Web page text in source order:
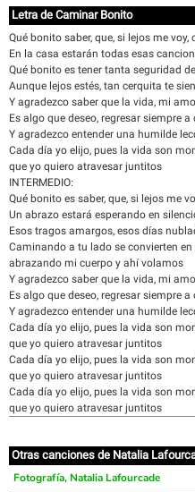
Letra de Caminar Bonito
Qué bonito saber, que, si lejos me voy,
En la casa estarán todas esas
Qué bonito es tener tanta seguridad
Aunque lejos estés, tan cerquita te
Y agradezco saber que la vida, mi
Es algo que deseo, regresar siempre
Y agradezco entender una humilde
Cada día yo elijo, pues la vida son
que yo quiero atravesar juntitos
INTERMEDIO:
Qué bonito es saber, que, si lejos me
Un abrazo estará esperando en
Esos tragos amargos, esos días
Caminando a tu lado se convierten en
abrazando mi cuerpo y ahí volamos
Y agradezco saber que la vida, mi
Es algo que deseo, regresar siempre
Y agradezco entender una humilde
Cada día yo elijo, pues la vida son
que yo quiero atravesar juntitos
Cada día yo elijo, pues la vida son
que yo quiero atravesar juntitos
Cada día yo elijo, pues la vida son
que yo quiero atravesar juntitos
Otras canciones de Natalia
Fotografía, Natalia Lafourcade